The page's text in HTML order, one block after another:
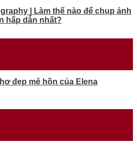
| Làm thế nào để chụp ảnh
hấp dẫn nhất?
đẹp mê hồn của Elena